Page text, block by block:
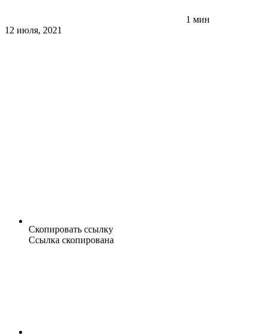
1 мин
12 июля, 2021
Скопировать ссылку
Ссылка скопирована